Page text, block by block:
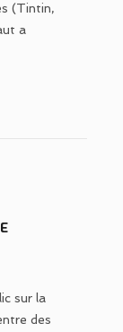
(Tintin,
a
sur la
des